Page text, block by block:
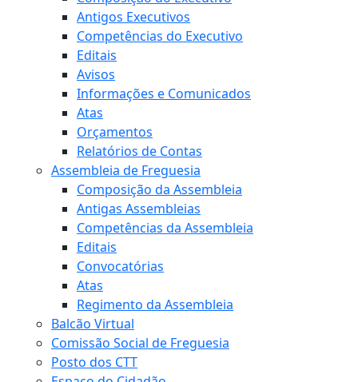
Antigos Executivos
Competências do Executivo
Editais
Avisos
Informações e Comunicados
Atas
Orçamentos
Relatórios de Contas
Assembleia de Freguesia
Composição da Assembleia
Antigas Assembleias
Competências da Assembleia
Editais
Convocatórias
Atas
Regimento da Assembleia
Balcão Virtual
Comissão Social de Freguesia
Posto dos CTT